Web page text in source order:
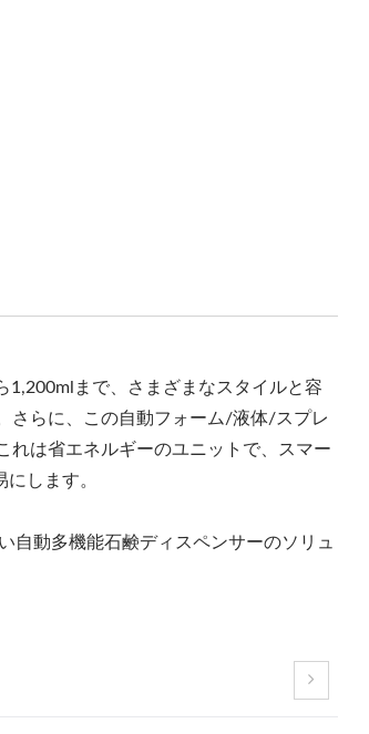
1,200mlまで、さまざまなスタイルと容
さらに、この自動フォーム/液体/スプレ
れは省エネルギーのユニットで、スマー
します。
自動多機能石鹸ディスペンサーのソリュ